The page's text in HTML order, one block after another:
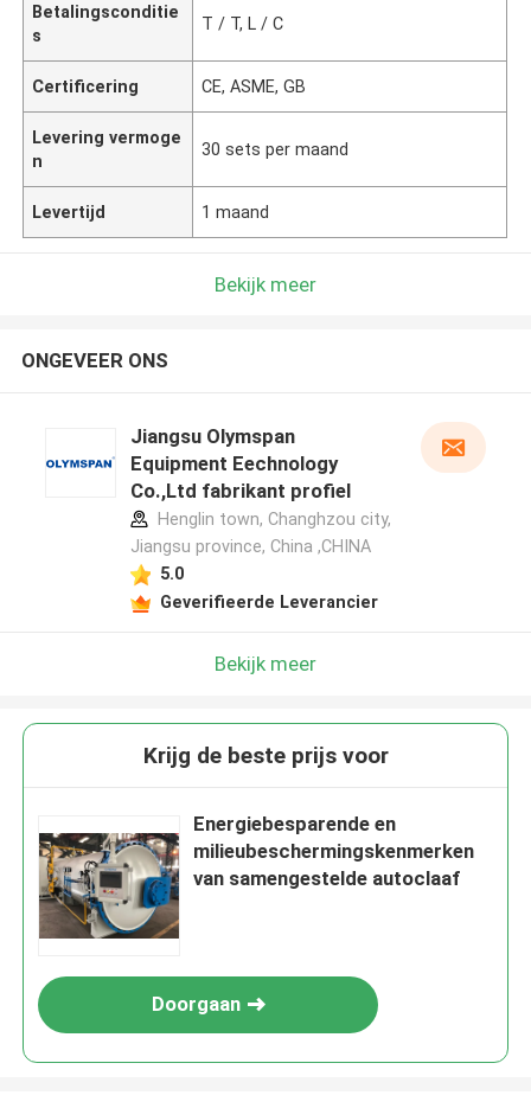
Betalingsconditie
s
T / T, L / C
Certificering CE, ASME, GB
Levering vermoge
n
30 sets per maand
Levertijd 1 maand
Bekijk meer
ONGEVEER ONS
Jiangsu Olymspan
Equipment Eechnology
Co.,Ltd fabrikant profiel
Henglin town, Changhzou city,
Jiangsu province, China ,CHINA
5.0
Geverifieerde Leverancier
Bekijk meer
Krijg de beste prijs voor
Energiebesparende en
milieubeschermingskenmerken
van samengestelde autoclaaf
Doorgaan